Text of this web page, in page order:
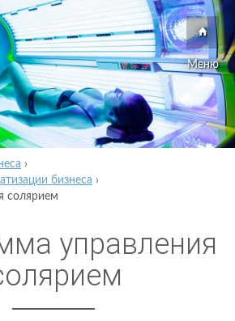
Меню
›
бизнеса ›
солярием
управления